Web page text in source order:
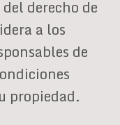
derecho de
a los
de
propiedad.